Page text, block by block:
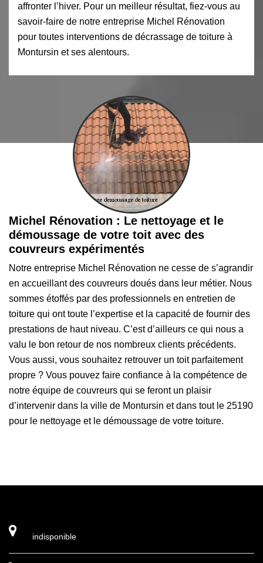
affronter l’hiver. Pour un meilleur résultat, fiez-vous au
savoir-faire de notre entreprise Michel Rénovation
pour toutes interventions de décrassage de toiture à
Montursin et ses alentours.
Michel Rénovation : Le nettoyage et le
démoussage de votre toit avec des
couvreurs expérimentés
Notre entreprise Michel Rénovation ne cesse de s’agrandir
en accueillant des couvreurs doués dans leur métier. Nous
sommes étoffés par des professionnels en entretien de
toiture qui ont toute l’expertise et la capacité de fournir des
prestations de haut niveau. C’est d’ailleurs ce qui nous a
valu le bon retour de nos nombreux clients précédents.
Vous aussi, vous souhaitez retrouver un toit parfaitement
propre ? Vous pouvez faire confiance à la compétence de
notre équipe de couvreurs qui se feront un plaisir
d’intervenir dans la ville de Montursin et dans tout le 25190
pour le nettoyage et le démoussage de votre toiture.
indisponible